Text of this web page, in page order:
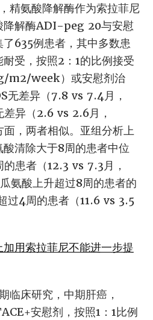
精氨酸降解酶作为索拉菲尼
降解酶ADI-peg 20与安慰
635例患者，其中多数患
受，按照2：1的比例接受
week）或安慰剂治
无差异（7.8 vs 7.4月，
异（2.6 vs 2.6月，
，两者相似。亚组分析上
清除大于8周的患者中位
患者（12.3 vs 7.3月，
氨酸上升超过8周的患者的
过4周的患者（11.6 vs 3.5
用索拉菲尼不能进一步提
临床研究，中期肝癌，
安慰剂，按照1：1比例